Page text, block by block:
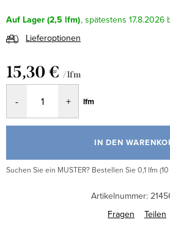
Auf Lager (2,5 lfm) 17.8.2026
Lieferoptionen
15,30 € / lfm
lfm
IN DEN
Suchen Sie ein MUSTER? Bestellen Sie 0,1 lfm
Artikelnummer:
Fragen
Teilen